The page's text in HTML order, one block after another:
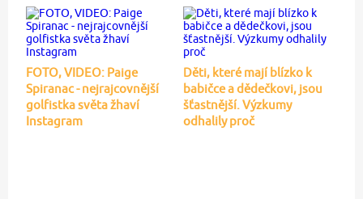
FOTO, VIDEO: Paige
Spiranac - nejrajcovnější
golfistka světa žhaví
Instagram
Děti, které mají blízko k
babičce a dědečkovi, jsou
šťastnější. Výzkumy
odhalily proč